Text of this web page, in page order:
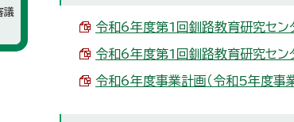
令和6年度第1回釧路教育研究セ
令和6年度第1回釧路教育研究セ
令和6年度事業計画（令和5年度事
議